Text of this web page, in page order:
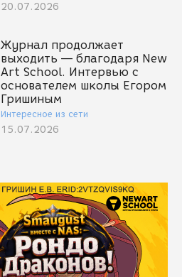
20.07.2026
Журнал продолжает
выходить — благодаря New
Art School. Интервью с
основателем школы Егором
Гришиным
Интересное из сети
15.07.2026